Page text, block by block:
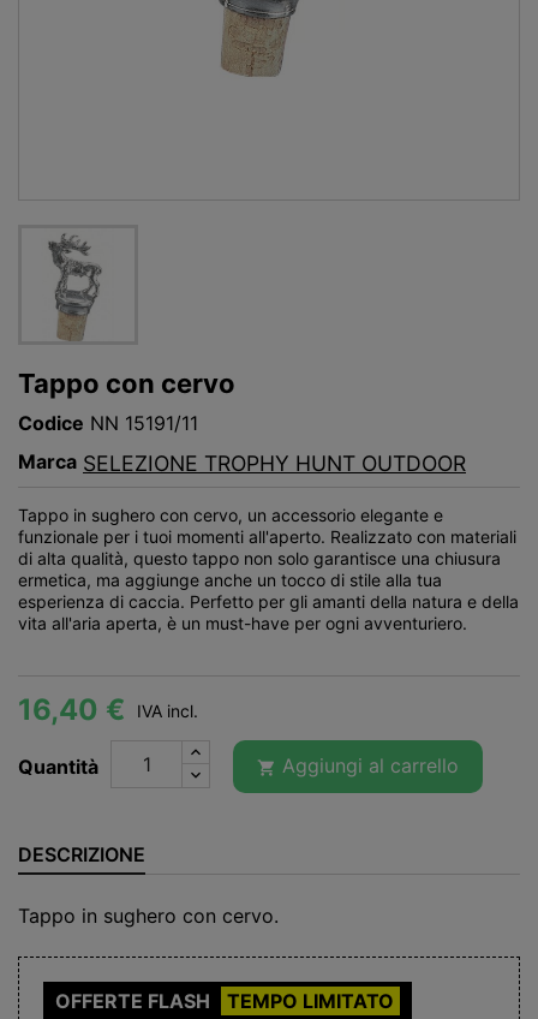
Tappo con cervo
Codice NN 15191/11
Marca SELEZIONE TROPHY HUNT OUTDOOR
Tappo in sughero con cervo, un accessorio elegante e
funzionale per i tuoi momenti all'aperto. Realizzato con materiali
di alta qualità, questo tappo non solo garantisce una chiusura
ermetica, ma aggiunge anche un tocco di stile alla tua
esperienza di caccia. Perfetto per gli amanti della natura e della
vita all'aria aperta, è un must-have per ogni avventuriero.
16,40 € IVA incl.
Quantità  Aggiungi al carrello
DESCRIZIONE
Tappo in sughero con cervo.
OFFERTE FLASH
TEMPO LIMITATO